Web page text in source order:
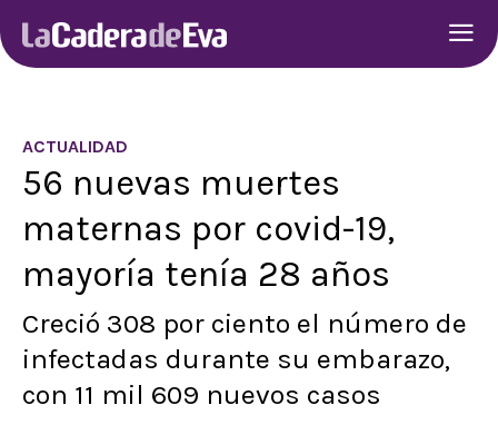
ACTUALIDAD
56 nuevas muertes
maternas por covid-19,
mayoría tenía 28 años
Creció 308 por ciento el número de
infectadas durante su embarazo,
con 11 mil 609 nuevos casos